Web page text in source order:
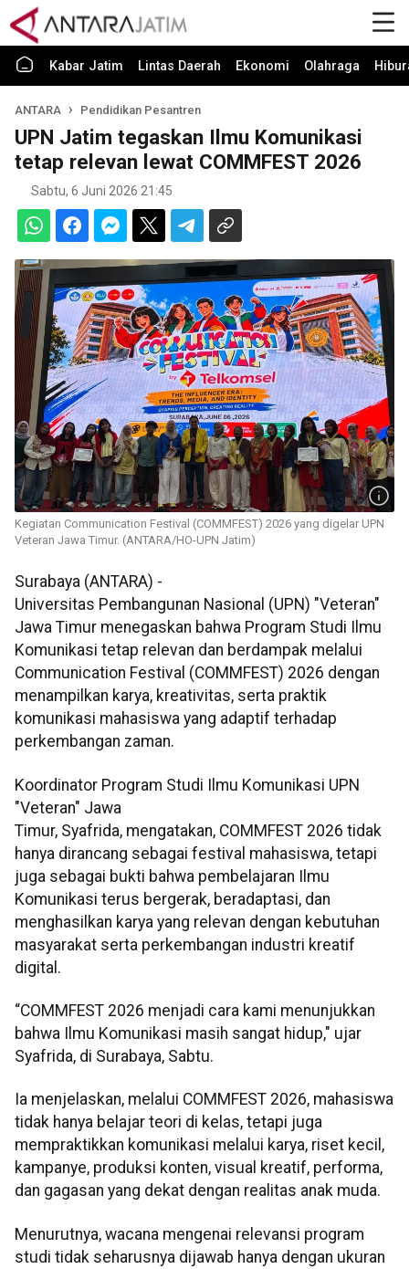
Kabar Jatim Lintas Daerah Ekonomi Olahraga
ANTARA Pendidikan Pesantren
UPN Jatim tegaskan Ilmu Komunikasi
tetap relevan lewat COMMFEST 2026
Sabtu, 6 Juni 2026 21:45
Kegiatan Communication Festival (COMMFEST) 2026 yang digelar UPN
Veteran Jawa Timur. (ANTARA/HO-UPN Jatim)
Surabaya (ANTARA) -
Universitas Pembangunan Nasional (UPN) "Veteran"
Jawa Timur menegaskan bahwa Program Studi Ilmu
Komunikasi tetap relevan dan berdampak melalui
Communication Festival (COMMFEST) 2026 dengan
menampilkan karya, kreativitas, serta praktik
komunikasi mahasiswa yang adaptif terhadap
perkembangan zaman.
Koordinator Program Studi Ilmu Komunikasi UPN
"Veteran" Jawa
Timur, Syafrida, mengatakan, COMMFEST 2026 tidak
hanya dirancang sebagai festival mahasiswa, tetapi
juga sebagai bukti bahwa pembelajaran Ilmu
Komunikasi terus bergerak, beradaptasi, dan
menghasilkan karya yang relevan dengan kebutuhan
masyarakat serta perkembangan industri kreatif
digital.
“COMMFEST 2026 menjadi cara kami menunjukkan
bahwa Ilmu Komunikasi masih sangat hidup," ujar
Syafrida, di Surabaya, Sabtu.
Ia menjelaskan, melalui COMMFEST 2026, mahasiswa
tidak hanya belajar teori di kelas, tetapi juga
mempraktikkan komunikasi melalui karya, riset kecil,
kampanye, produksi konten, visual kreatif, performa,
dan gagasan yang dekat dengan realitas anak muda.
Menurutnya, wacana mengenai relevansi program
studi tidak seharusnya dijawab hanya dengan ukuran